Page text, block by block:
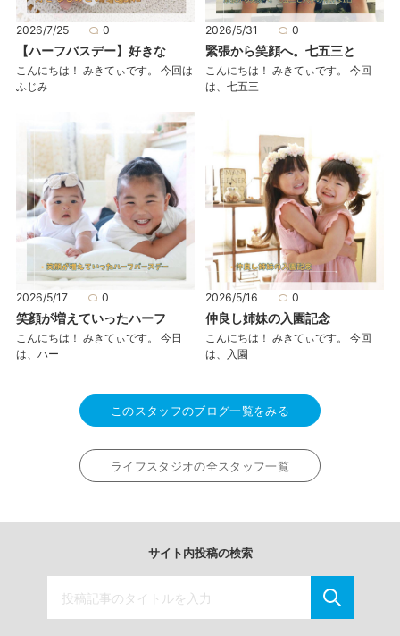
2026/7/25 0
【ハーフバスデー】好きな
こんにちは！ みきてぃです。 今回は
ふじみ
2026/5/31 0
緊張から笑顔へ。七五三と
こんにちは！ みきてぃです。 今回
は、七五三
2026/5/17 0
笑顔が増えていったハーフ
こんにちは！ みきてぃです。 今日
は、ハー
2026/5/16 0
仲良し姉妹の入園記念
こんにちは！ みきてぃです。 今回
は、入園
このスタッフのブログ一覧をみる
ライフスタジオの全スタッフ一覧
サイト内投稿の検索